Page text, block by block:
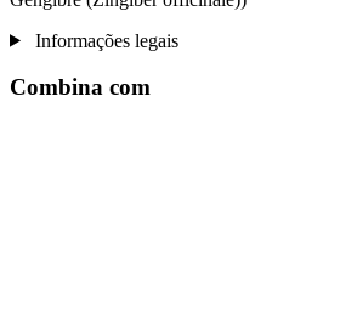
Informações legais
Combina com